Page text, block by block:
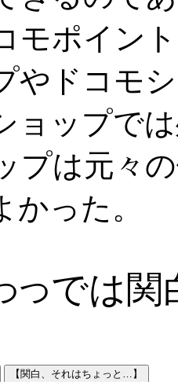
モポイン
やドコモ
ョップで
プは元々
かった。
つでは関